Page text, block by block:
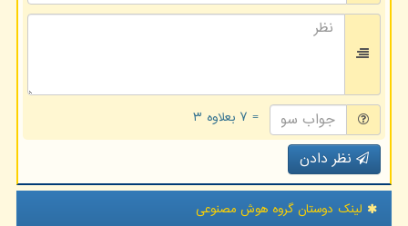
= ۷ بعلاوه ۳
نظر دادن
لینک دوستان گروه هوش مصنوعی